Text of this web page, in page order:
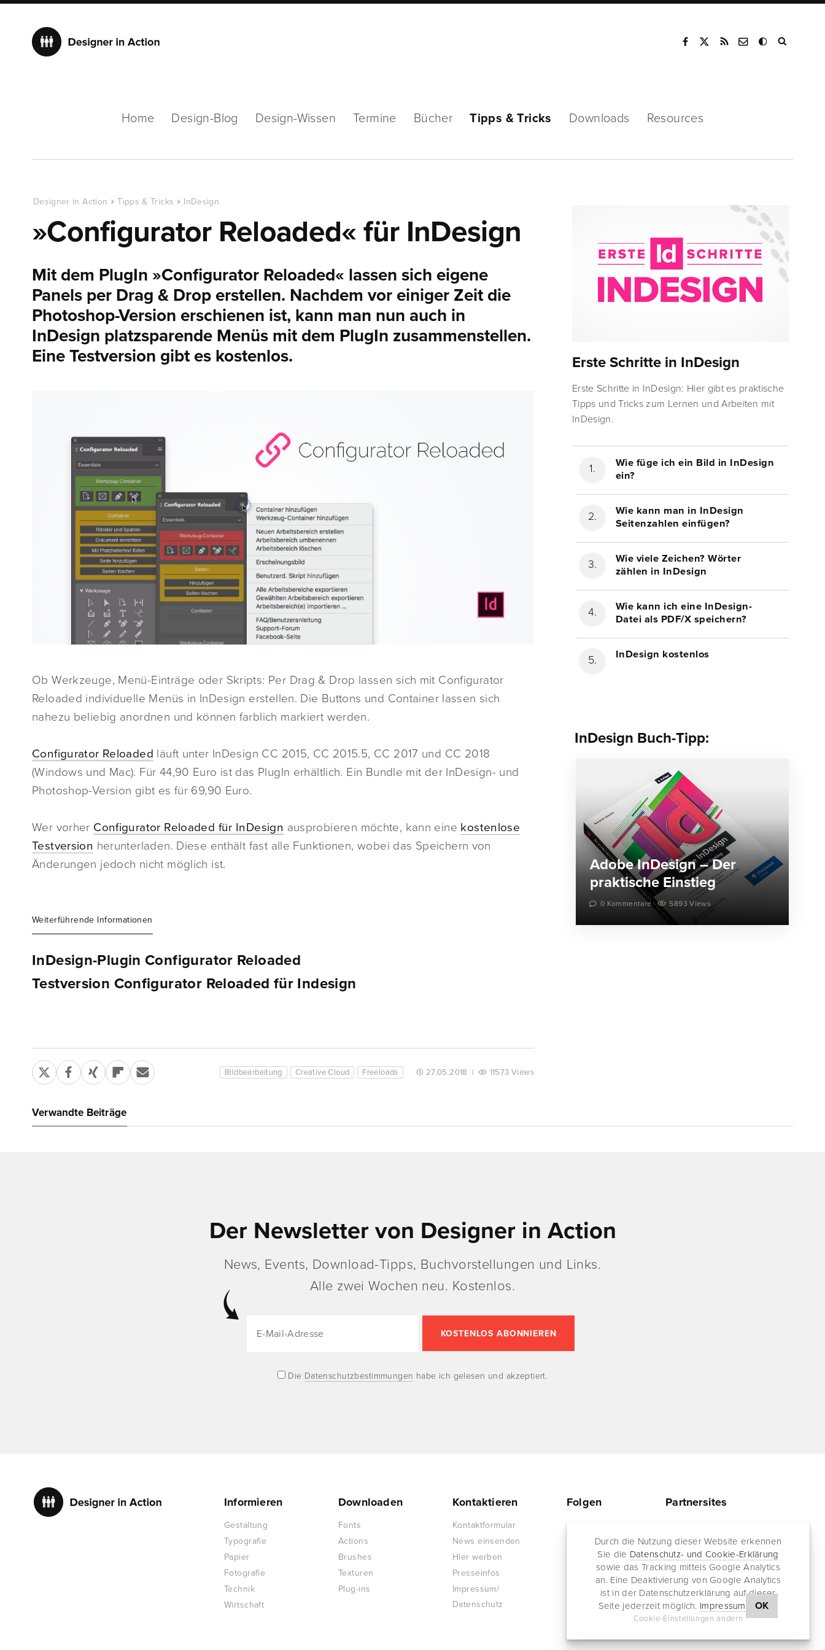
Durch die Nutzung dieser Website erkennen
Sie die Datenschutz- und Cookie-Erklärung
sowie das Tracking mittels Google Analytics
an. Eine Deaktivierung von Google Analytics
ist in der Datenschutzerklärung auf dieser
Seite jederzeit möglich. Impressum OK
Cookie-Einstellungen ändern
Home Design-Blog Design-Wissen Termine Bücher Tipps & Tricks Downloads Resources
Designer in Action Tipps & Tricks InDesign
»Configurator Reloaded« für InDesign
Mit dem PlugIn »Configurator Reloaded« lassen sich eigene
Panels per Drag & Drop erstellen. Nachdem vor einiger Zeit die
Photoshop-Version erschienen ist, kann man nun auch in
InDesign platzsparende Menüs mit dem PlugIn zusammenstellen.
Eine Testversion gibt es kostenlos.
Ob Werkzeuge, Menü-Einträge oder Skripts: Per Drag & Drop lassen sich mit Configurator
Reloaded individuelle Menüs in InDesign erstellen. Die Buttons und Container lassen sich
nahezu beliebig anordnen und können farblich markiert werden.
Configurator Reloaded läuft unter InDesign CC 2015, CC 2015.5, CC 2017 und CC 2018
(Windows und Mac). Für 44,90 Euro ist das PlugIn erhältlich. Ein Bundle mit der InDesign- und
Photoshop-Version gibt es für 69,90 Euro.
Wer vorher Configurator Reloaded für InDesign ausprobieren möchte, kann eine kostenlose
Testversion herunterladen. Diese enthält fast alle Funktionen, wobei das Speichern von
Änderungen jedoch nicht möglich ist.
Weiterführende Informationen
InDesign-Plugin Configurator Reloaded
Testversion Configurator Reloaded für Indesign
Bildbearbeitung Creative Cloud Freeloads 27.05.2018 | 11573 Views
Erste Schritte in InDesign
Erste Schritte in InDesign: Hier gibt es praktische
Tipps und Tricks zum Lernen und Arbeiten mit
InDesign.
Wie füge ich ein Bild in InDesign
ein?
Wie kann man in InDesign
Seitenzahlen einfügen?
Wie viele Zeichen? Wörter
zählen in InDesign
Wie kann ich eine InDesign-
Datei als PDF/X speichern?
InDesign kostenlos
InDesign Buch-Tipp:
Adobe InDesign – Der
praktische Einstieg
0 Kommentare 5893 Views
Verwandte Beiträge
Der Newsletter von Designer in Action
News, Events, Download-Tipps, Buchvorstellungen und Links.
Alle zwei Wochen neu. Kostenlos.
Die Datenschutzbestimmungen habe ich gelesen und akzeptiert.
Informieren
Gestaltung
Typografie
Papier
Fotografie
Technik
Wirtschaft
Downloaden
Fonts
Actions
Brushes
Texturen
Plug-ins
Kontaktieren
Kontaktformular
News einsenden
Hier werben
Presseinfos
Impressum/
Datenschutz
Folgen
Facebook
RSS-Feed
Newsletter
Partnersites
Jazz for me